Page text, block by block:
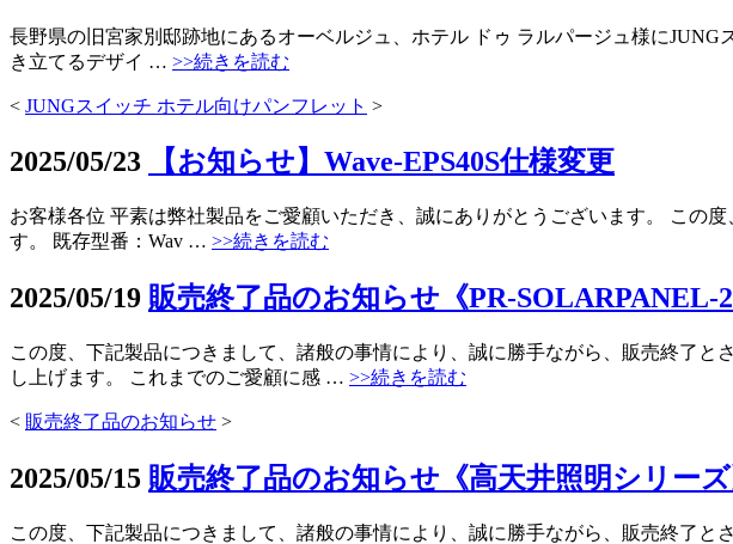
長野県の旧宮家別邸跡地にあるオーベルジュ、ホテル ドゥ ラルパージュ様に
き立てるデザイ … >>続きを読む
< JUNGスイッチ ホテル向けパンフレット >
2025/05/23 【お知らせ】Wave-EPS40S仕様変更
お客様各位 平素は弊社製品をご愛顧いただき、誠にありがとうございます。 この
す。 既存型番：Wav … >>続きを読む
2025/05/19 販売終了品のお知らせ《PR-SOLARPANEL-
この度、下記製品につきまして、諸般の事情により、誠に勝手ながら、販売終了
し上げます。 これまでのご愛顧に感 … >>続きを読む
< 販売終了品のお知らせ >
2025/05/15 販売終了品のお知らせ《高天井照明シリーズ
この度、下記製品につきまして、諸般の事情により、誠に勝手ながら、販売終了